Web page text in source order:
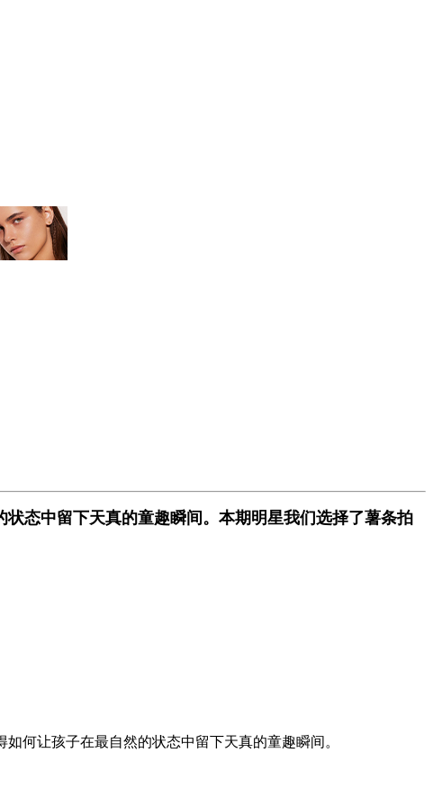
态中留下天真的童趣瞬间。本期明星我们选择了薯条拍
如何让孩子在最自然的状态中留下天真的童趣瞬间。